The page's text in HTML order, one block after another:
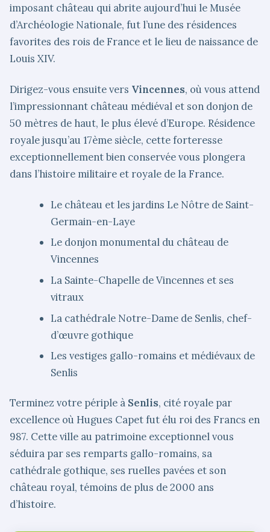
imposant château qui abrite aujourd’hui le Musée
d’Archéologie Nationale, fut l’une des résidences
favorites des rois de France et le lieu de naissance de
Louis XIV.
Dirigez-vous ensuite vers Vincennes, où vous attend
l’impressionnant château médiéval et son donjon de
50 mètres de haut, le plus élevé d’Europe. Résidence
royale jusqu’au 17ème siècle, cette forteresse
exceptionnellement bien conservée vous plongera
dans l’histoire militaire et royale de la France.
Le château et les jardins Le Nôtre de Saint-
Germain-en-Laye
Le donjon monumental du château de
Vincennes
La Sainte-Chapelle de Vincennes et ses
vitraux
La cathédrale Notre-Dame de Senlis, chef-
d’œuvre gothique
Les vestiges gallo-romains et médiévaux de
Senlis
Terminez votre périple à Senlis, cité royale par
excellence où Hugues Capet fut élu roi des Francs en
987. Cette ville au patrimoine exceptionnel vous
séduira par ses remparts gallo-romains, sa
cathédrale gothique, ses ruelles pavées et son
château royal, témoins de plus de 2000 ans
d’histoire.